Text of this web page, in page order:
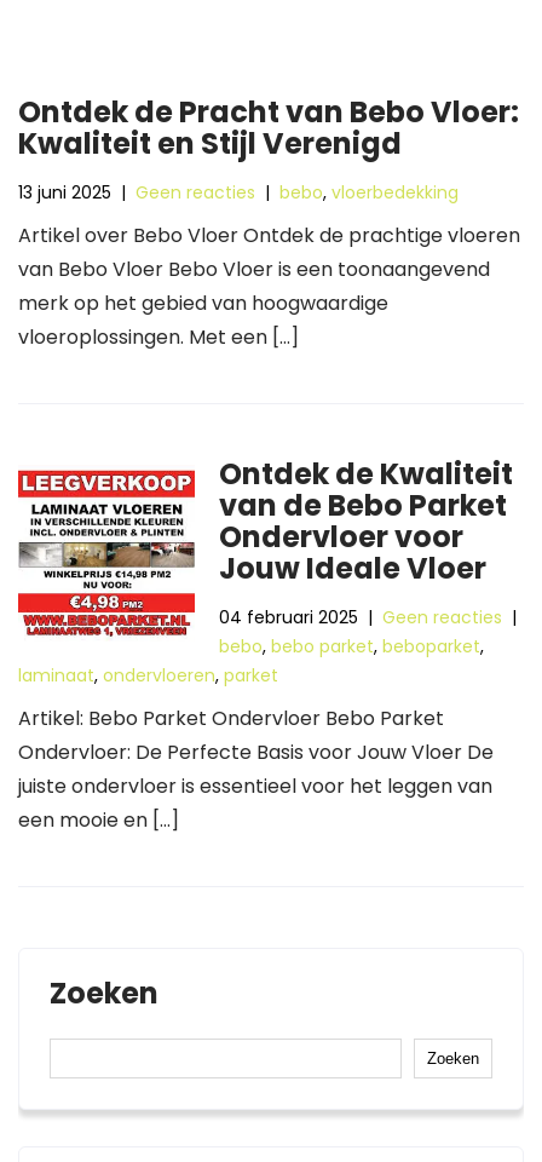
Ontdek de Pracht van Bebo Vloer:
Kwaliteit en Stijl Verenigd
13 juni 2025 | Geen reacties | bebo, vloerbedekking
Artikel over Bebo Vloer Ontdek de prachtige vloeren
van Bebo Vloer Bebo Vloer is een toonaangevend
merk op het gebied van hoogwaardige
vloeroplossingen. Met een […]
Ontdek de Kwaliteit
van de Bebo Parket
Ondervloer voor
Jouw Ideale Vloer
04 februari 2025 |Geen reacties |
bebo,bebo parket,beboparket,
laminaat, ondervloeren, parket
Artikel: Bebo Parket Ondervloer Bebo Parket
Ondervloer: De Perfecte Basis voor Jouw Vloer De
juiste ondervloer is essentieel voor het leggen van
een mooie en […]
Zoeken
Zoeken